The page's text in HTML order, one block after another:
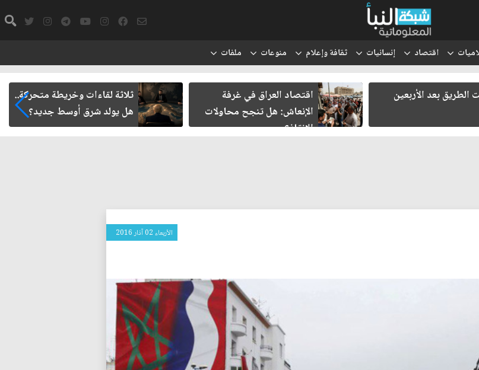
اقتصاد إنسانيات ثقافة وإعلام منوعات ملفات
بعد الأربعين
اقتصاد العراق في غرفة
الإنعاش: هل تنجح محاولات
الإنقاذ؟
ثلاثة لقاءات وخريطة متحركة..
هل يولد شرق أوسط جديد؟
الأربعاء 02 آذار 2016